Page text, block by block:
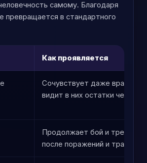
самому. Благодаря
превращается в стандартного
Как проявляется
Сочувствует даже врагам,
видит в них остатки
Продолжает бой и
после поражений и травм